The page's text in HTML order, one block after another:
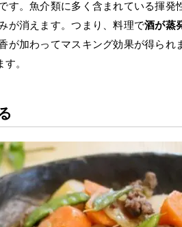
す。魚介類に多く含まれている揮発
が消えます。つまり、料理で酒が蒸
が加わってマスキング効果が得られ
。